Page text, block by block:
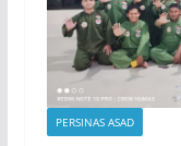
PERSINAS ASAD